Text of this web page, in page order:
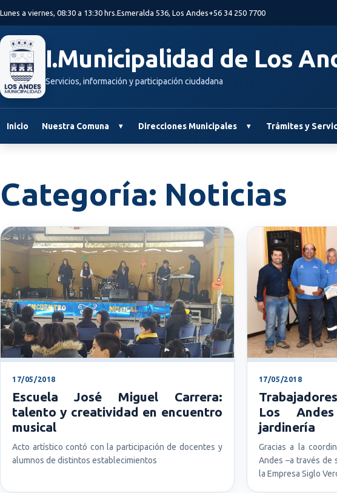
Lunes a viernes, 08:30 a 13:30 hrs.Esmeralda 536, Los Andes+56 34 250 7700
I.Municipalidad de Los
Servicios, información y participación ciudadana
Inicio Nuestra Comuna Direcciones Municipales Trámites y
Categoría: Noticias
17/05/2018
Escuela José Miguel Carrera:
talento y creatividad en encuentro
musical
Acto artístico contó con la participación de docentes y
alumnos de distintos establecimientos
17/05/2018
Los
jardinería
Gracias a la
Andes –a través de
la Empresa Siglo